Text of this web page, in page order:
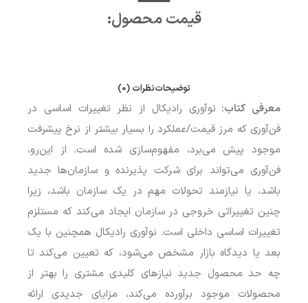
قیمت محصول:​
توضیحاتنظرات (0)
معرفی کتاب: نوآوری رادیکال از نظر تغییرات اساسی در
فن‌آوری که مرز قیمت/عملکرد را بسیار بیشتر از نرخ پیشرفت
موجود پیش می‌برد، مفهوم‌سازی شده است. از این‌رو،
فن‌آوری می‌تواند برای شرکت پذیرنده و سازمان‌ها جدید
باشد، یا نیازمند تحولات مهم در یک سازمان باشد، زیرا
چنین تغییراتی خروجی در سازمان ایجاد می‌کند که مستلزم
تغییرات اساسی داخلی است. نوآوری رادیکال همچنین با یک
بعد یا دیدگاه بازار مشخص می‌شود، که تعیین می‌کند تا
چه حد محصول جدید نیازهای کلیدی مشتری را بهتر از
محصولات موجود برآورده می‌کند، مزایای جدیدی ارائه